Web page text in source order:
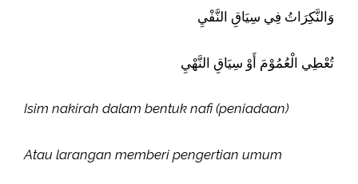
وَالنَّكِرَاتُ فِي سِيَاقِ النَّفْيِ
تُعْطِي الْعُمُوْمَ أَوْ سِيَاقِ النَّهْيِ
Isim nakirah dalam bentuk nafi (peniadaan)
Atau larangan memberi pengertian umum